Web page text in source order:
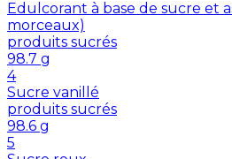
Edulcorant à base de sucre et
morceaux)
produits sucrés
98.7 g
4
Sucre vanillé
produits sucrés
98.6 g
5